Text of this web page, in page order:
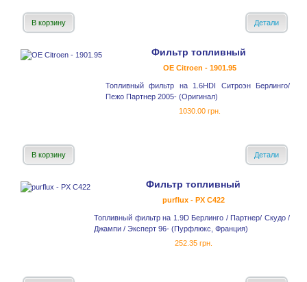
В корзину Детали
Фильтр топливный
OE Citroen - 1901.95
Топливный фильтр на 1.6HDI Ситроэн Берлинго/
Пежо Партнер 2005- (Оригинал)
1030.00 грн.
В корзину Детали
Фильтр топливный
purflux - PX C422
Топливный фильтр на 1.9D Берлинго / Партнер/ Скудо /
Джампи / Эксперт 96- (Пурфлюкс, Франция)
252.35 грн.